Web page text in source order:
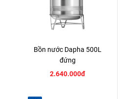
Bồn nước Dapha 500L
đứng
2.640.000đ